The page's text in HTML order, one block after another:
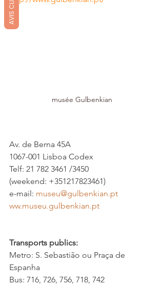
musée Gulbenkian
Av. de Berna 45A
1067-001 Lisboa Codex
Telf: 21 782 3461 /3450
(weekend: +351217823461)
e-mail: museu@gulbenkian.pt
ww.museu.gulbenkian.pt
Transports publics:
Metro: S. Sebastião ou Praça de
Espanha
Bus: 716, 726, 756, 718, 742